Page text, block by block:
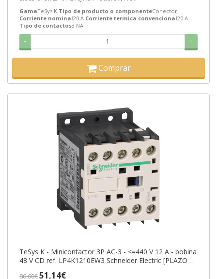
GamaTeSys K Tipo de producto o componenteConector
Corriente nominal20 A Corriente termica convencional20 A
Tipo de contactos3 NA
- +
Comprar
TeSys K - Minicontactor 3P AC-3 - <=440 V 12 A - bobina
48 V CD ref. LP4K1210EW3 Schneider Electric [PLAZO 3-
86,60€51,14€